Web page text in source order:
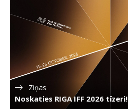
Ziņas
Noskaties RIGA IFF 2026 tīzeri!